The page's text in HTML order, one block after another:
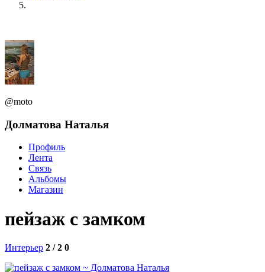
@moto
Долматова Наталья
Профиль
Лента
Связь
Альбомы
Магазин
пейзаж с замком
Интерьер 2 / 2 0